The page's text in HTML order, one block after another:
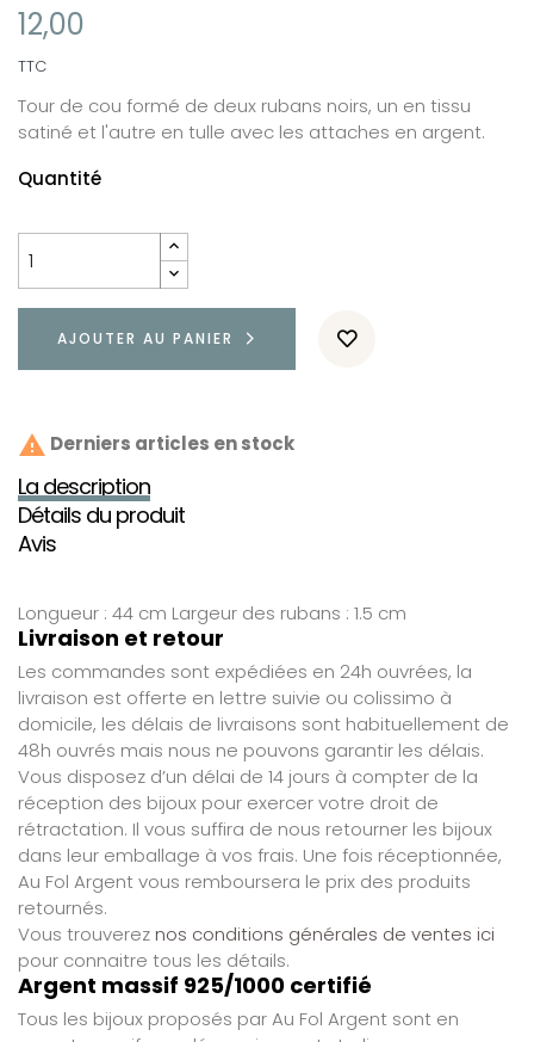
12,00
TTC
Tour de cou formé de deux rubans noirs, un en tissu
satiné et l'autre en tulle avec les attaches en argent.
Quantité
AJOUTER AU PANIER
 Derniers articles en stock
La description
Détails du produit
Avis
Longueur : 44 cm Largeur des rubans : 1.5 cm
Livraison et retour
Les commandes sont expédiées en 24h ouvrées, la
livraison est offerte en lettre suivie ou colissimo à
domicile, les délais de livraisons sont habituellement de
48h ouvrés mais nous ne pouvons garantir les délais.
Vous disposez d’un délai de 14 jours à compter de la
réception des bijoux pour exercer votre droit de
rétractation. Il vous suffira de nous retourner les bijoux
dans leur emballage à vos frais. Une fois réceptionnée,
Au Fol Argent vous remboursera le prix des produits
retournés.
Vous trouverez nos conditions générales de ventes ici
pour connaitre tous les détails.
Argent massif 925/1000 certifié
Tous les bijoux proposés par Au Fol Argent sont en